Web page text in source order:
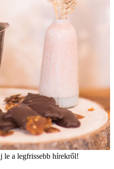
le a legfrissebb hírekről!